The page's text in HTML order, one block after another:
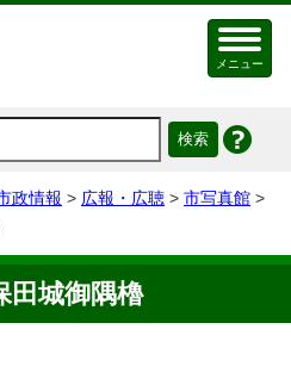
メニュー
政情報 > 広報・広聴 > 市写真館 >
田城御隅櫓